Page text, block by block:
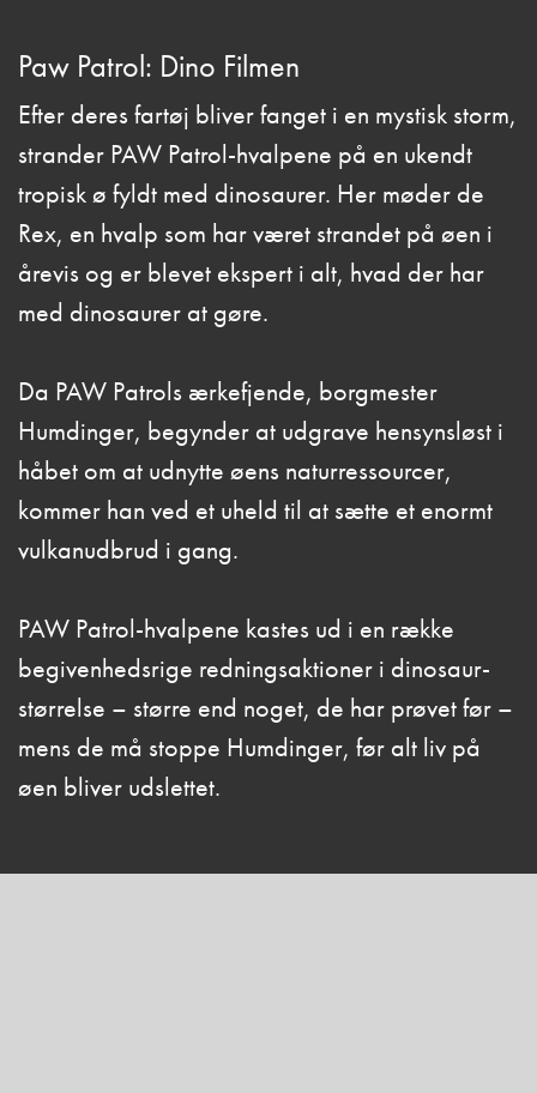
Paw Patrol: Dino Filmen
Efter deres fartøj bliver fanget i en mystisk storm,
strander PAW Patrol-hvalpene på en ukendt
tropisk ø fyldt med dinosaurer. Her møder de
Rex, en hvalp som har været strandet på øen i
årevis og er blevet ekspert i alt, hvad der har
med dinosaurer at gøre.
Da PAW Patrols ærkefjende, borgmester
Humdinger, begynder at udgrave hensynsløst i
håbet om at udnytte øens naturressourcer,
kommer han ved et uheld til at sætte et enormt
vulkanudbrud i gang.
PAW Patrol-hvalpene kastes ud i en række
begivenhedsrige redningsaktioner i dinosaur-
størrelse – større end noget, de har prøvet før –
mens de må stoppe Humdinger, før alt liv på
øen bliver udslettet.